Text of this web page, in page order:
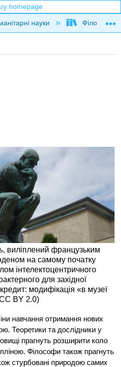
hierarchy
науки Філософія
, виліплений французьким
на самому початку
інтелектоцентричного
для західної
модифікація «в музеї
BY 2.0)
навчання отримання нових
Теоретики та дослідники у
прагнуть розширити коло
Філософи також прагнуть
стурбовані природою самих